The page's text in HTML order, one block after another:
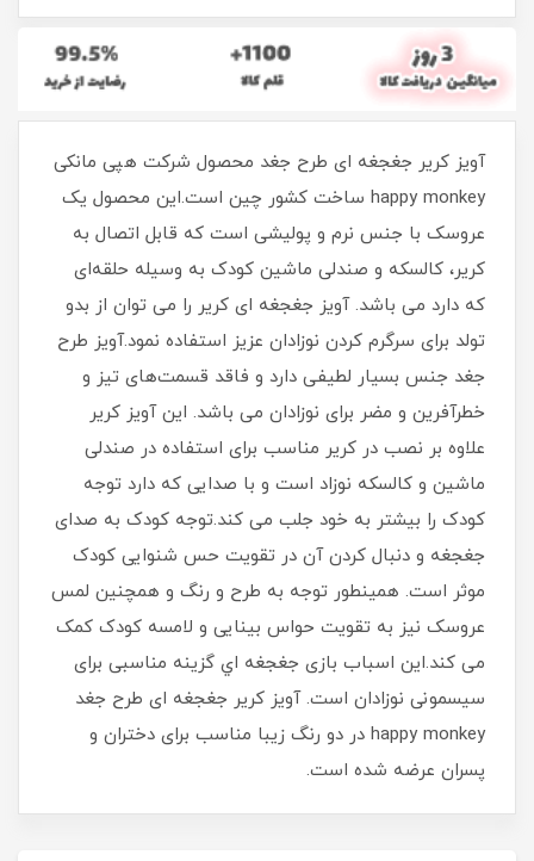
آویز کریر جغجغه ای طرح جغد محصول شرکت هپی مانکی
happy monkey ساخت کشور چین است.این محصول یک
عروسک با جنس نرم و پولیشی است که قابل اتصال به
کریر، کالسکه و صندلی ماشین کودک به وسیله حلقه‌ای
که دارد می باشد. آویز جغجغه ای کریر را می توان از بدو
تولد برای سرگرم کردن نوزادان عزیز استفاده نمود.آویز طرح
جغد جنس بسیار لطیفی دارد و فاقد قسمت‌های تیز و
خطرآفرین و مضر برای نوزادان می باشد. این آویز کریر
علاوه بر نصب در کریر مناسب برای استفاده در صندلی
ماشین و کالسکه نوزاد است و با صدایی که دارد توجه
کودک را بیشتر به خود جلب می کند.توجه کودک به صدای
جغجغه و دنبال کردن آن در تقویت حس شنوایی کودک
موثر است. همینطور توجه به طرح و رنگ و همچنین لمس
عروسک نیز به تقویت حواس بینایی و لامسه کودک کمک
می کند.این اسباب بازی جغجغه اي گزینه مناسبی برای
سیسمونی نوزادان است. آویز کریر جغجغه ای طرح جغد
happy monkey در دو رنگ زیبا مناسب برای دختران و
پسران عرضه شده است.